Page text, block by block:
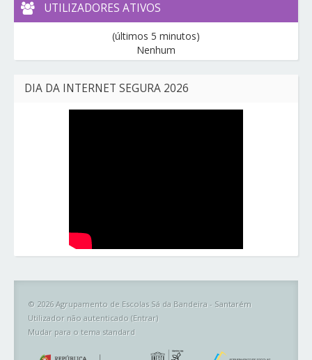
UTILIZADORES ATIVOS
(últimos 5 minutos)
Nenhum
DIA DA INTERNET SEGURA 2026
© 2026 Agrupamento de Escolas Sá da Bandeira - Santarém
Utilizador não autenticado (Entrar)
Mudar para o tema standard